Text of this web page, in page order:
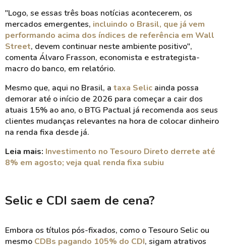
"Logo, se essas três boas notícias acontecerem, os
mercados emergentes, incluindo o Brasil, que já vem
performando acima dos índices de referência em Wall
Street, devem continuar neste ambiente positivo",
comenta Álvaro Frasson, economista e estrategista-
macro do banco, em relatório.
Mesmo que, aqui no Brasil, a taxa Selic ainda possa
demorar até o início de 2026 para começar a cair dos
atuais 15% ao ano, o BTG Pactual já recomenda aos seus
clientes mudanças relevantes na hora de colocar dinheiro
na renda fixa desde já.
Leia mais: Investimento no Tesouro Direto derrete até
8% em agosto; veja qual renda fixa subiu
Selic e CDI saem de cena?
Embora os títulos pós-fixados, como o Tesouro Selic ou
mesmo CDBs pagando 105% do CDI, sigam atrativos